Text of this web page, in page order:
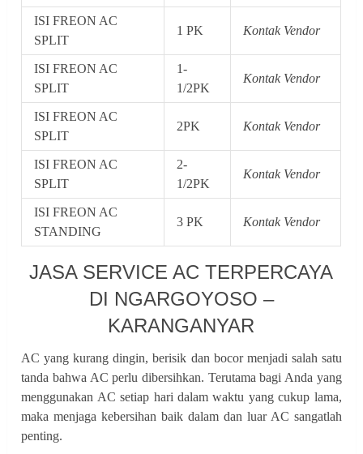
ISI FREON AC
SPLIT
1 PK Kontak Vendor
ISI FREON AC
SPLIT
1-
1/2PK
Kontak Vendor
ISI FREON AC
SPLIT
2PK Kontak Vendor
ISI FREON AC
SPLIT
2-
1/2PK
Kontak Vendor
ISI FREON AC
STANDING
3 PK Kontak Vendor
JASA SERVICE AC TERPERCAYA
DI NGARGOYOSO –
KARANGANYAR
AC yang kurang dingin, berisik dan bocor menjadi salah satu
tanda bahwa AC perlu dibersihkan. Terutama bagi Anda yang
menggunakan AC setiap hari dalam waktu yang cukup lama,
maka menjaga kebersihan baik dalam dan luar AC sangatlah
penting.